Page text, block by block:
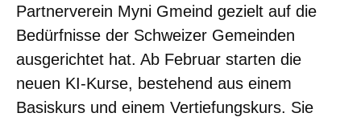
Partnerverein Myni Gmeind gezielt auf die
Bedürfnisse der Schweizer Gemeinden
ausgerichtet hat. Ab Februar starten die
neuen KI-Kurse, bestehend aus einem
Basiskurs und einem Vertiefungskurs. Sie